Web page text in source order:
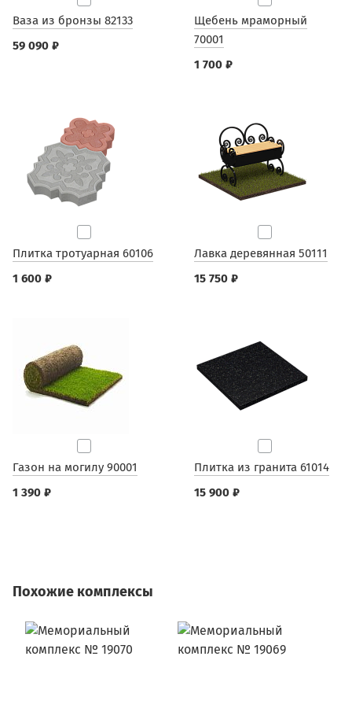
Ваза из бронзы 82133
59 090 ₽
Щебень мраморный
70001
1 700 ₽
Плитка тротуарная 60106
1 600 ₽
Лавка деревянная 50111
15 750 ₽
Газон на могилу 90001
1 390 ₽
Плитка из гранита 61014
15 900 ₽
Похожие комплексы